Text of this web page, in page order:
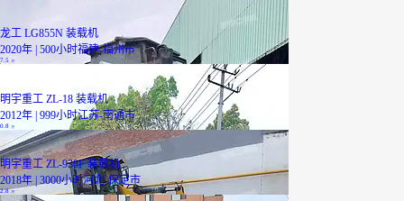
龙工 LG855N 装载机
2020年 | 500小时福建-福州市
7.5 万
明宇重工 ZL-18 装载机
2012年 | 999小时江苏-南通市
0.8 万
明宇重工 ZL-938F 装载机
2018年 | 3000小时河北-保定市
2.8万